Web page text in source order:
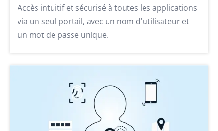
Accès intuitif et sécurisé à toutes les applications
via un seul portail, avec un nom d'utilisateur et
un mot de passe unique.